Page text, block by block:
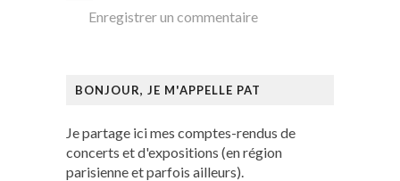
Enregistrer un commentaire
BONJOUR, JE M'APPELLE PAT
Je partage ici mes comptes-rendus de
concerts et d'expositions (en région
parisienne et parfois ailleurs).